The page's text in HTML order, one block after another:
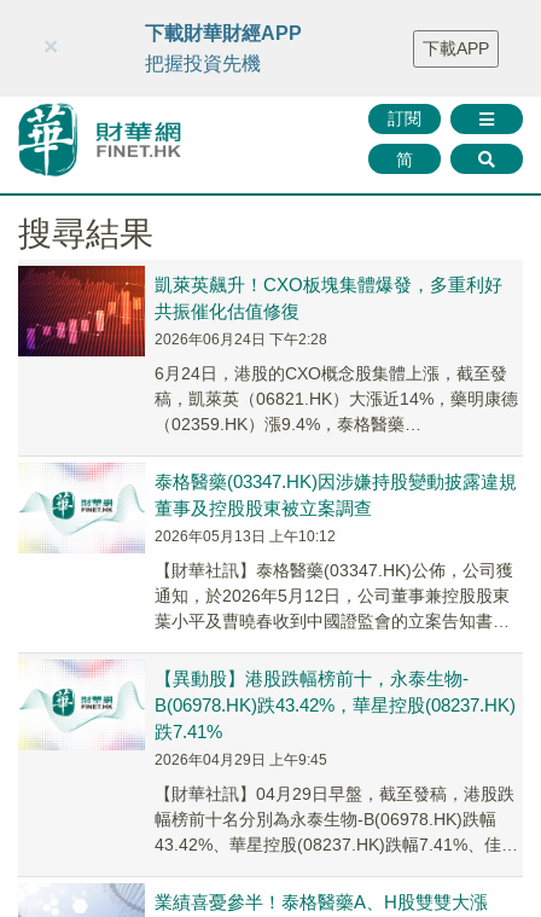
財華智庫網 FINTV FINMETA 財華證券 媒體矩陣
智庫沙龍
聯絡我們
訂閱
简
×
下載財華財經APP
把握投資先機
下載APP
搜尋結果
凱萊英飆升！CXO板塊集體爆發，多重利好
共振催化估值修復
2026年06月24日 下午2:28
6月24日，港股的CXO概念股集體上漲，截至發
稿，凱萊英（06821.HK）大漲近14%，藥明康德
（02359.HK）漲9.4%，泰格醫藥
泰格醫藥(03347.HK)​因涉嫌持股變動披露違規
董事及控股股東被立案調查
2026年05月13日 上午10:12
【財華社訊】泰格醫藥(03347.HK)公佈，公司獲
通知，於2026年5月12日，公司董事兼控股股東
葉小平及曹曉春收到中國證監會的立案告知書，
【異動股】港股跌幅榜前十，永泰生物-
B(06978.HK)跌43.42%，華星控股(08237.HK)
跌7.41%
2026年04月29日 上午9:45
【財華社訊】04月29日早盤，截至發稿，港股跌
幅榜前十名分別為永泰生物-B(06978.HK)跌幅
43.42%、華星控股(08237.HK)跌幅7.41%、佳源
業績喜憂參半！泰格醫藥A、H股雙雙大漲